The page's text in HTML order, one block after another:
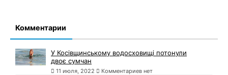
Комментарии
У Косівщинському водосховищі потонули
двоє сумчан
11 июля, 2022 Комментариев нет